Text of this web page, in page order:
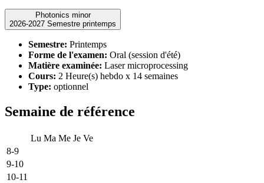
Photonics minor
2026-2027 Semestre printemps
Semestre: Printemps
Forme de l'examen: Oral (session d'été)
Matière examinée: Laser microprocessing
Cours: 2 Heure(s) hebdo x 14 semaines
Type: optionnel
Semaine de référence
Lu Ma Me Je Ve
8-9
9-10
10-11